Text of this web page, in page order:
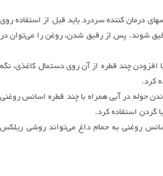
درمان کننده سردرد باید قبل از استفاده روی
شوند. پس از رقیق شدن، روغن را می‌توان در
افزودن چند قطره از آن روی دستمال کاغذی، نگه
کرد.
حوله در آبی همراه با چند قطره اسانس روغنی
گردن استفاده کرد.
روغنی به حمام داغ می‌تواند روشی ریلکس